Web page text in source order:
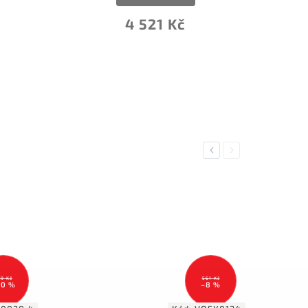
4 521 Kč
Previous
Kč
%
561 Kč
–8 %
Next